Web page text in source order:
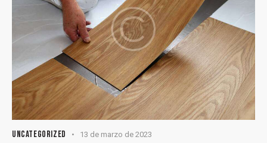
UNCATEGORIZED 13 de marzo de 2023